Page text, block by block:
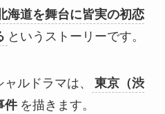
海道を舞台に皆実の初恋
というストーリーです。
ルドラマは、
東京（渋
件 を描きます。